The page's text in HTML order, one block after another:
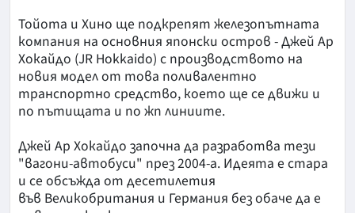
Тойота и Хино ще подкрепят железопътната
компания на основния японски остров - Джей Ар
Хокайдо (JR Hokkaido) с производството на
новия модел от това поливалентно
транспортно средство, което ще се движи и
по пътищата и по жп линиите.
Джей Ар Хокайдо започна да разработва тези
"вагони-автобуси" през 2004-а. Идеята е стара
и се обсъжда от десетилетия
във Великобритания и Германия без обаче да е